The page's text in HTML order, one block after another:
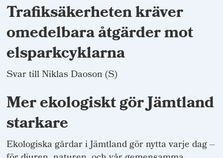
Trafiksäkerheten kräver
omedelbara åtgärder mot
elsparkcyklarna
Svar till Niklas Daoson (S)
Mer ekologiskt gör Jämtland
starkare
Ekologiska gårdar i Jämtland gör nytta varje dag –